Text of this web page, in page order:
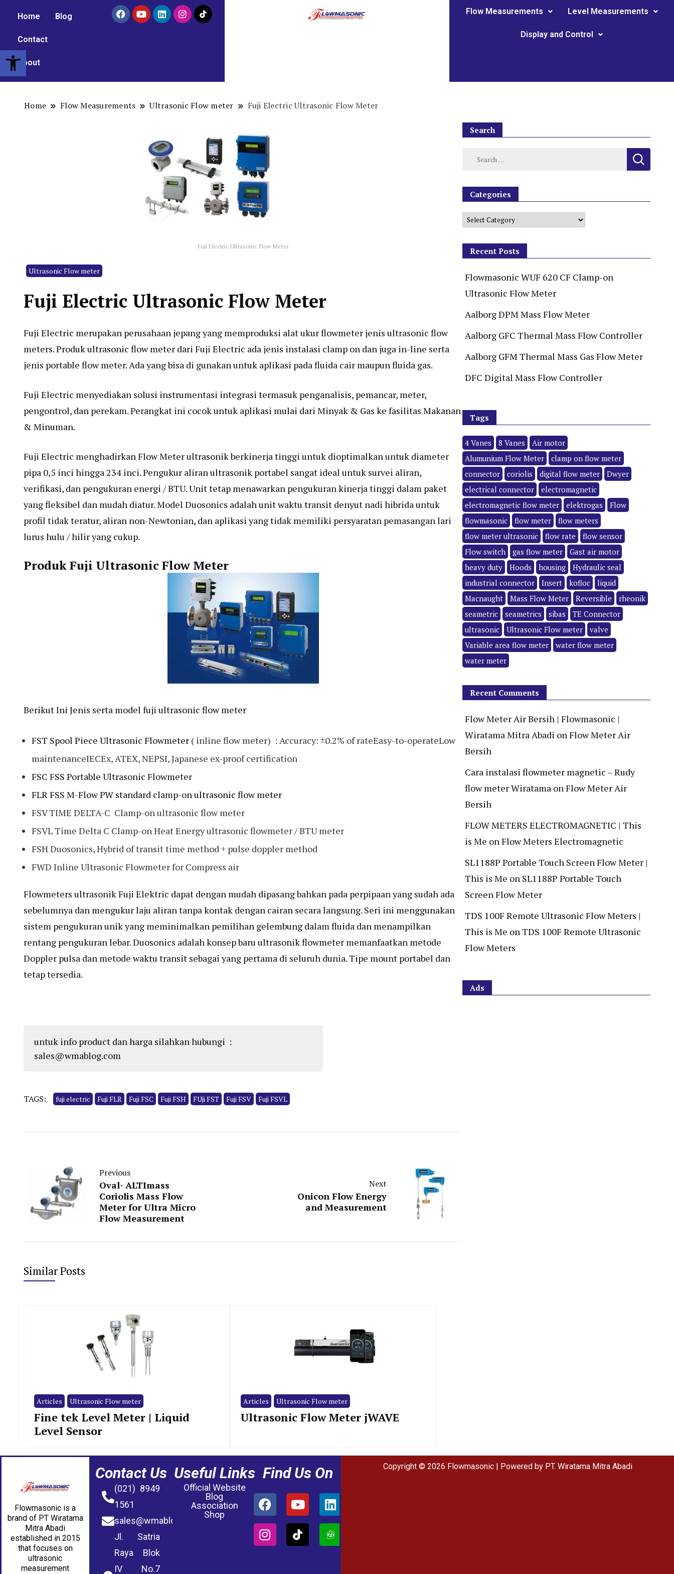
Open toolbar
Home Blog
Contact
About
Flow Measurements Level Measurements
Display and Control
Home Flow Measurements Ultrasonic Flow meter Fuji Electric Ultrasonic Flow Meter
Fuji Electric Ultrasonic Flow Meter
Ultrasonic Flow meter
Fuji Electric Ultrasonic Flow Meter
Fuji Electric merupakan perusahaan jepang yang memproduksi alat ukur flowmeter jenis ultrasonic flow
meters. Produk ultrasonic flow meter dari Fuji Electric ada jenis instalasi clamp on dan juga in-line serta
jenis portable flow meter. Ada yang bisa di gunakan untuk aplikasi pada fluida cair maupun fluida gas.
Fuji Electric menyediakan solusi instrumentasi integrasi termasuk penganalisis, pemancar, meter,
pengontrol, dan perekam. Perangkat ini cocok untuk aplikasi mulai dari Minyak & Gas ke fasilitas Makanan
& Minuman.
Fuji Electric menghadirkan Flow Meter ultrasonikberkinerja tinggi untuk dioptimalkan untuk diameter
pipa 0,5 inci hingga 234 inci. Pengukur aliran ultrasonik portabel sangat ideal untuk survei aliran,
verifikasi, dan pengukuran energi / BTU. Unit tetap menawarkan pengukuran kinerja tinggi dalam paket
yang fleksibel dan mudah diatur. Model Duosonics adalah unit waktu transit denyut nadi hibrida untuk
profil tidak teratur, aliran non-Newtonian, dan aplikasi yang tidak memiliki persyaratan pemasangan lari
lurus hulu / hilir yang cukup.
Produk Fuji Ultrasonic Flow Meter
Berikut Ini Jenis serta model fuji ultrasonic flow meter
FST Spool Piece Ultrasonic Flowmeter ( inline flow meter) : Accuracy: ±0.2% of rateEasy-to-operateLow
maintenanceIECEx, ATEX, NEPSI, Japanese ex-proof certification
FSC FSS Portable Ultrasonic Flowmeter
FLR FSS M-Flow PW standard clamp-on ultrasonic flow meter
FSV TIME DELTA-C Clamp-on ultrasonic flow meter
FSVL Time Delta C Clamp-on Heat Energy ultrasonic flowmeter / BTU meter
FSH Duosonics, Hybrid of transit time method + pulse doppler method
FWD Inline Ultrasonic Flowmeter for Compress air
Flowmeters ultrasonik Fuji Elektric dapat dengan mudah dipasang bahkan pada perpipaan yang sudah ada
sebelumnya dan mengukur laju aliran tanpa kontak dengan cairan secara langsung. Seri ini menggunakan
sistem pengukuran unik yang meminimalkan pemilihan gelembung dalam fluida dan menampilkan
rentang pengukuran lebar. Duosonics adalah konsep baru ultrasonik flowmeter memanfaatkan metode
Doppler pulsa dan metode waktu transit sebagai yang pertama di seluruh dunia. Tipe mount portabel dan
tetap tersedia.
untuk info product dan harga silahkan hubungi :
sales@wmablog.com
TAGS: fuji electric Fuji FLR Fuji FSC Fuji FSH FUji FST Fuji FSV Fuji FSVL
Previous
Oval- ALTImass
Coriolis Mass Flow
Meter for Ultra Micro
Flow Measurement
Next
Onicon Flow Energy
and Measurement
Similar Posts
Articles Ultrasonic Flow meter
Fine tek Level Meter | Liquid
Level Sensor
Articles Ultrasonic Flow meter
Ultrasonic Flow Meter jWAVE
Search
Categories
Recent Posts
Flowmasonic WUF 620 CF Clamp-on
Ultrasonic Flow Meter
Aalborg DPM Mass Flow Meter
Aalborg GFC Thermal Mass Flow Controller
Aalborg GFM Thermal Mass Gas Flow Meter
DFC Digital Mass Flow Controller
Tags
4 Vanes 8 Vanes
Air motor
Alumunium Flow Meter
clamp on flow meter
connector
coriolis digital flow meter
Dwyer
electrical connector
electromagnetic
electromagnetic flow meter
elektrogas
Flow
flowmasonic
flow meter
flow meters
flow meter ultrasonic
flow rate
flow sensor
Flow switch
gas flow meter
Gast air motor
heavy duty
Hoods housing
Hydraulic seal
industrial connector
Insert kofloc
liquid
Macnaught
Mass Flow Meter Reversible
rheonik
seametric
seametrics sibas
TE Connector
ultrasonic
Ultrasonic Flow meter
valve
Variable area flow meter
water flow meter
water meter
Recent Comments
Flow Meter Air Bersih | Flowmasonic |
Wiratama Mitra Abadi onFlow Meter Air
Bersih
Cara instalasi flowmeter magnetic – Rudy
flow meter Wiratama onFlow Meter Air
Bersih
FLOW METERS ELECTROMAGNETIC | This
is Me onFlow Meters Electromagnetic
SL1188P Portable Touch Screen Flow Meter |
This is Me on SL1188P Portable Touch
Screen Flow Meter
TDS 100F Remote Ultrasonic Flow Meters |
This is Me onTDS 100F Remote Ultrasonic
Flow Meters
Ads
Flowmasonic is a
brand of PT Wiratama
Mitra Abadi
established in 2015
that focuses on
ultrasonic
measurement
Contact Us
(021) 8949
1561
sales@wmablog.com
Jl. Satria
Raya Blok
IV No.7
Useful Links
Official Website
Blog
Association
Shop
Find Us On Copyright © 2026 Flowmasonic | Powered by PT. Wiratama Mitra Abadi